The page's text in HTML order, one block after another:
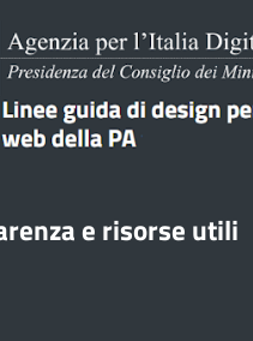
e risorse utili